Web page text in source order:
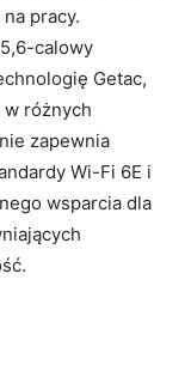
pracy.
calowy
Getac,
różnych
zapewnia
Wi-Fi 6E i
wsparcia dla